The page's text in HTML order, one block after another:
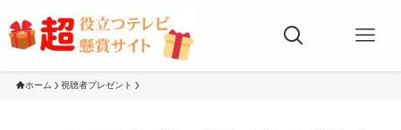
ホーム 視聴者プレゼント